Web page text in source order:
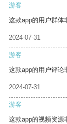
游客
这款app的用户群体
2024-07-31
游客
这款app的用户评论
2024-07-31
游客
这款app的视频资源